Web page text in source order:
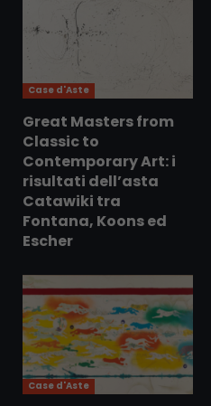
Case d'Aste
Great Masters from
Classic to
Contemporary Art: i
risultati dell’asta
Catawiki tra
Fontana, Koons ed
Escher
Case d'Aste